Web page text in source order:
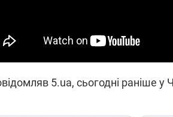
5.ua, сьогодні раніше у